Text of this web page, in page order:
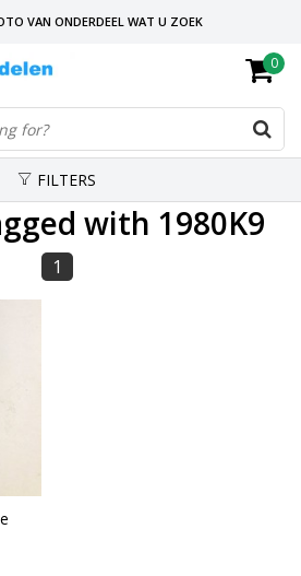
VAN ONDERDEEL WAT U ZOEK
VANDAAG VERZONDEN
PEUGEOT
0
FILTERS
with 1980K9
1